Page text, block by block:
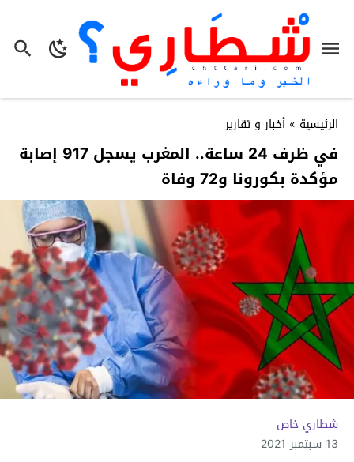
الرئيسية » أخبار و تقارير
في ظرف 24 ساعة.. المغرب يسجل 917 إصابة
مؤكدة بكورونا و72 وفاة
شطاري خاص
13 سبتمبر 2021